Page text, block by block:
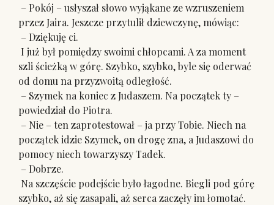
– Pokój – usłyszał słowo wyjąkane ze wzruszeniem
przez Jaira. Jeszcze przytulił dziewczynę, mówiąc:
– Dziękuję ci.
I już był pomiędzy swoimi chłopcami. A za moment
szli ścieżką w górę. Szybko, szybko, byle się oderwać
od domu na przyzwoitą odległość.
– Szymek na koniec z Judaszem. Na początek ty –
powiedział do Piotra.
– Nie – ten zaprotestował – ja przy Tobie. Niech na
początek idzie Szymek, on drogę zna, a Judaszowi do
pomocy niech towarzyszy Tadek.
– Dobrze.
Na szczęście podejście było łagodne. Biegli pod górę
szybko, aż się zasapali, aż serca zaczęły im łomotać.